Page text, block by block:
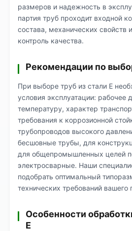
размеров и надежность в
партия труб проходит входной
состава, механических
контроль качества.
Рекомендации по
При выборе труб из стали Е
условия эксплуатации: рабочее
температуру, характер
требования к коррозионной
трубопроводов высокого
бесшовные трубы, для
для общепромышленных целей
электросварные. Наши
подобрать оптимальный
технических требований вашего
Особенности
Е